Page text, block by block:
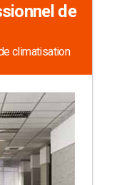
de
climatisation